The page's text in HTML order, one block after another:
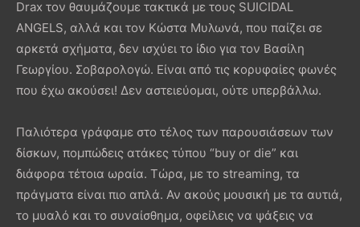
Drax τον θαυμάζουμε τακτικά με τους SUICIDAL
ANGELS, αλλά και τον Κώστα Μυλωνά, που παίζει σε
αρκετά σχήματα, δεν ισχύει το ίδιο για τον Βασίλη
Γεωργίου. Σοβαρολογώ. Είναι από τις κορυφαίες φωνές
που έχω ακούσει! Δεν αστειεύομαι, ούτε υπερβάλλω.
Παλιότερα γράφαμε στο τέλος των παρουσιάσεων των
δίσκων, πομπώδεις ατάκες τύπου “buy or die” και
διάφορα τέτοια ωραία. Τώρα, με το streaming, τα
πράγματα είναι πιο απλά. Αν ακούς μουσική με τα αυτιά,
το μυαλό και το συναίσθημα, οφείλεις να ψάξεις να